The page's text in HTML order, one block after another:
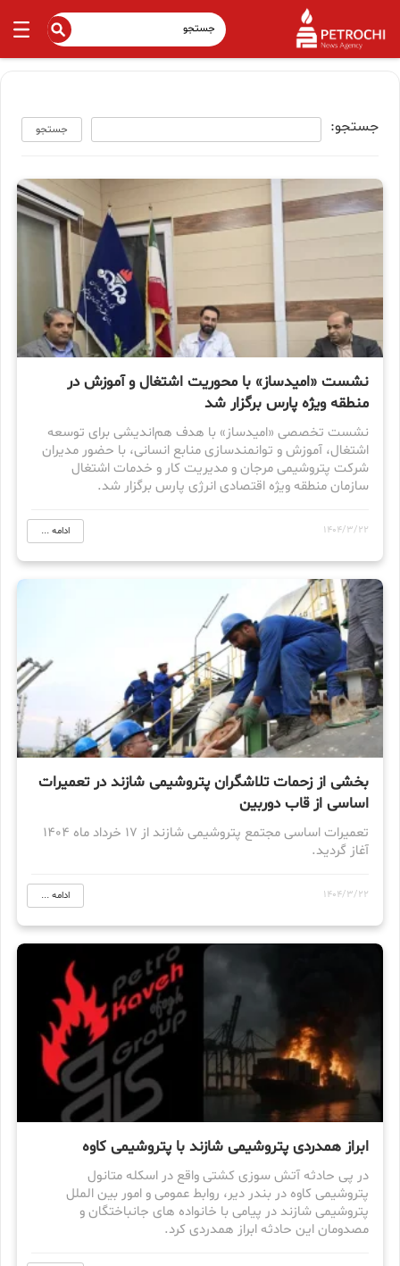
جستجو: جستجو
نشست «امیدساز» با محوریت اشتغال و آموزش در
منطقه ویژه پارس برگزار شد
نشست تخصصی «امیدساز» با هدف هم‌اندیشی برای توسعه
اشتغال، آموزش و توانمندسازی منابع انسانی، با حضور مدیران
شرکت پتروشیمی مرجان و مدیریت کار و خدمات اشتغال
سازمان منطقه ویژه اقتصادی انرژی پارس برگزار شد.
1404/3/22 ادامه ...
بخشی از زحمات تلاشگران پتروشیمی شازند در تعمیرات
اساسی از قاب دوربین
تعمیرات اساسی مجتمع پتروشیمی شازند از 17 خرداد ماه 1404
آغاز گردید.
1404/3/22 ادامه ...
ابراز همدردی پتروشیمی شازند با پتروشیمی کاوه
در پی حادثه آتش سوزی کشتی واقع در اسکله متانول
پتروشیمی کاوه در بندر دیر، روابط عمومی و امور بین الملل
پتروشیمی شازند در پیامی با خانواده های جانباختگان و
مصدومان این حادثه ابراز همدردی کرد.